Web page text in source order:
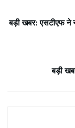
बड़ी खबर: एसटीएफ ने
बड़ी